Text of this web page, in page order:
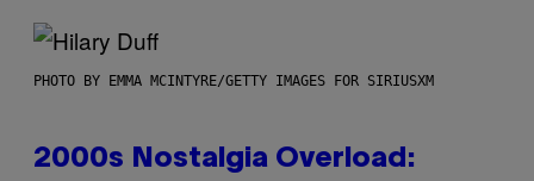
PHOTO BY EMMA MCINTYRE/GETTY IMAGES FOR SIRIUSXM
2000s Nostalgia Overload: